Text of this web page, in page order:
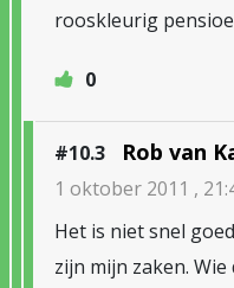
rooskleurig
0
#10.3 Rob van
1 oktober 2011 ,
Het is niet snel
zijn mijn zaken.